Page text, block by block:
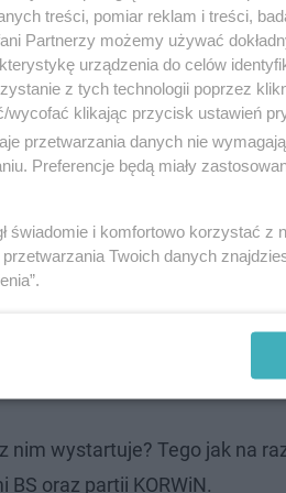
szkoły, w dobie kiedy rząd
szkoły.
ośmiu lat, kiedy dostał się do
zasiadał w latach 2014-2018 w
uda mu się tam dostać.
dość mocno się od niego
Mentzen.
nim wystartuje? Tego jak na
oraz partii KORWiN.
treści, pomiar reklam i treści,
Partnerzy możemy używać
urządzenia do celów
z tych technologii poprzez
klikając przycisk ustawień
przetwarzania danych nie
Preferencje będą miały
świadomie i komfortowo korzystać z
Twoich danych